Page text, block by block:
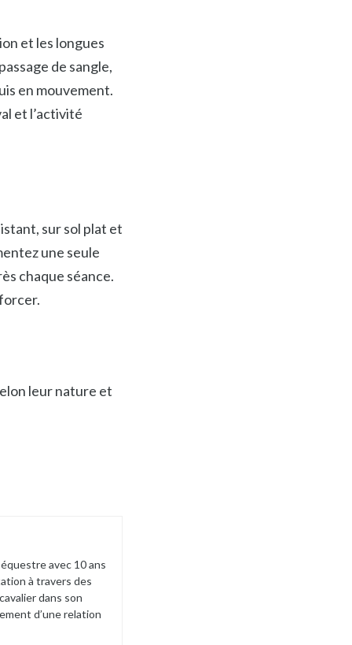
et les longues
de sangle,
en mouvement.
et l’activité
sur sol plat et
une seule
chaque séance.
leur nature et
avec 10 ans
à travers des
dans son
d’une relation